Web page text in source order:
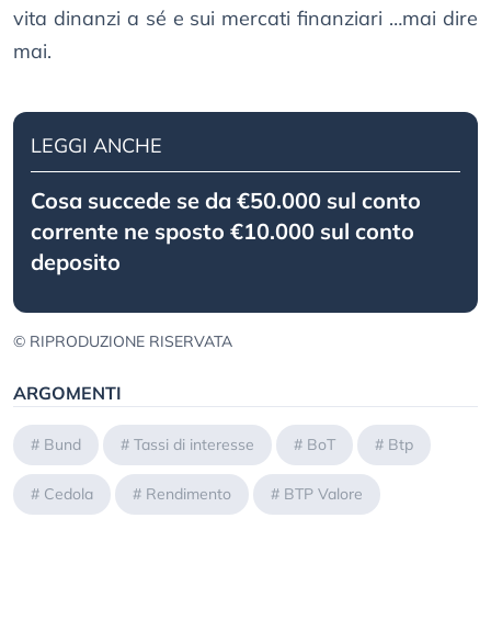
vita dinanzi a sé e sui mercati finanziari …mai dire
mai.
LEGGI ANCHE
Cosa succede se da €50.000 sul conto
corrente ne sposto €10.000 sul conto
deposito
© RIPRODUZIONE RISERVATA
ARGOMENTI
# Bund # Tassi di interesse # BoT # Btp
# Cedola # Rendimento # BTP Valore